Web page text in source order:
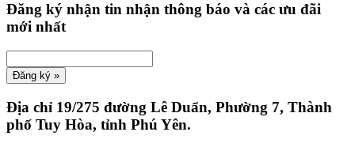
Đăng ký nhận tin nhận thông báo và các ưu đãi
mới nhất
Địa chỉ 19/275 đường Lê Duẩn, Phường 7, Thành
phố Tuy Hòa, tỉnh Phú Yên.